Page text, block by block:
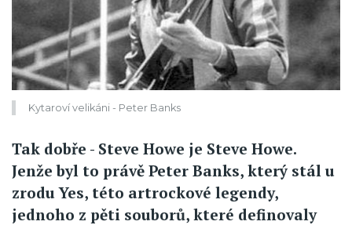
Kytaroví velikáni - Peter Banks
Tak dobře - Steve Howe je Steve Howe.
Jenže byl to právě Peter Banks, který stál u
zrodu Yes, této artrockové legendy,
jednoho z pěti souborů, které definovaly